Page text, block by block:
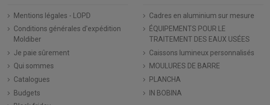
Mentions légales - LOPD
Conditions générales d'expédition
Moldiber
Je paie sûrement
Qui sommes
Catalogues
Budgets
Cadres en aluminium sur mesure
ÉQUIPEMENTS POUR LE
TRAITEMENT DES EAUX USÉES
Caissons lumineux personnalisés
MOULURES DE BARRE
PLANCHA
IN BOBINA